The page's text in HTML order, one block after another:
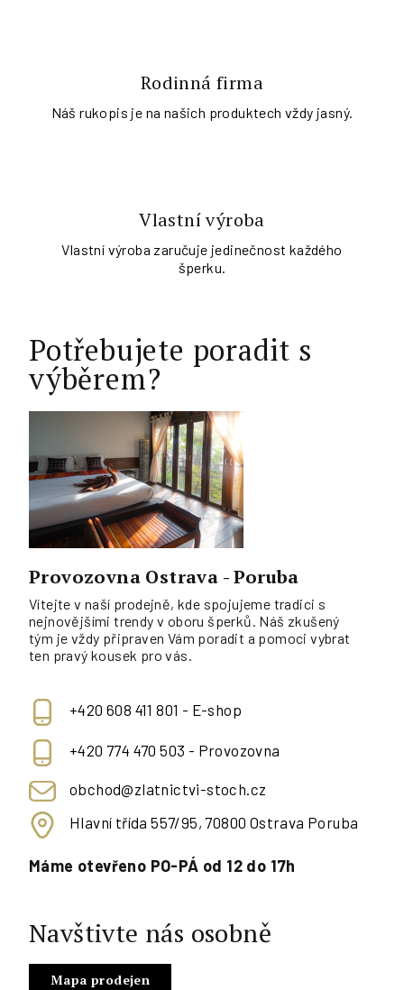
Rodinná firma
Náš rukopis je na našich produktech vždy jasný.
Vlastní výroba
Vlastní výroba zaručuje jedinečnost každého
šperku.
Potřebujete poradit s
výběrem?
Provozovna Ostrava - Poruba
Vítejte v naší prodejně, kde spojujeme tradici s
nejnovějšími trendy v oboru šperků. Náš zkušený
tým je vždy připraven Vám poradit a pomoci vybrat
ten pravý kousek pro vás.
+420 608 411 801 - E-shop
+420 774 470 503 - Provozovna
obchod@zlatnictvi-stoch.cz
Hlavní třída 557/95, 70800 Ostrava Poruba
Máme otevřeno PO-PÁ od 12 do 17h
Navštivte nás osobně
Mapa prodejen